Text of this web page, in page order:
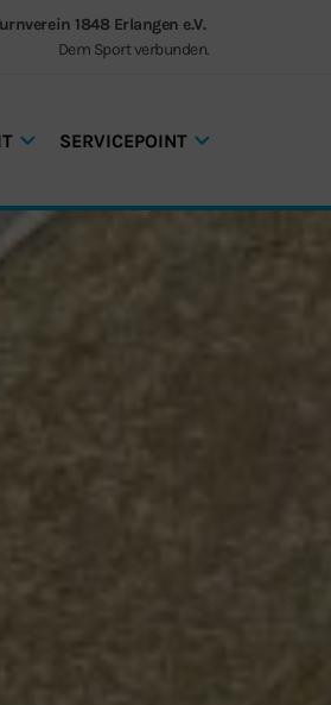
1848 Erlangen e.V.
Dem Sport verbunden.
SERVICEPOINT